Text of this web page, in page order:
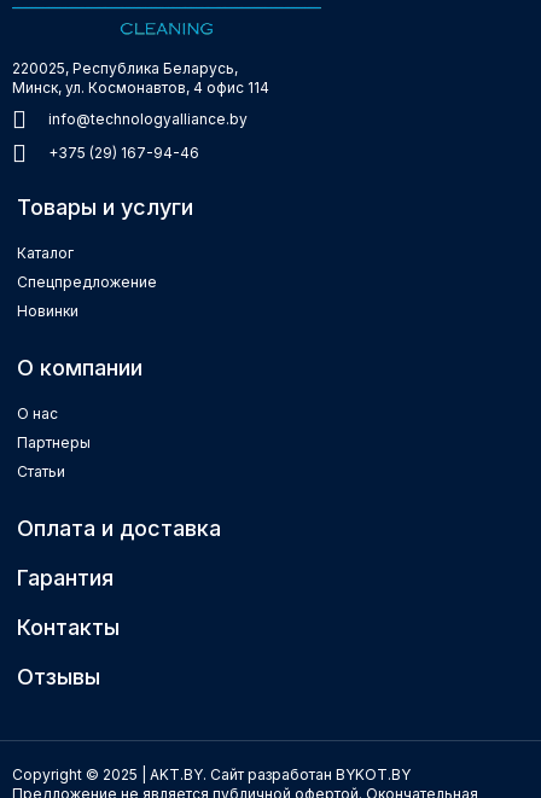
220025, Республика Беларусь,
Минск, ул. Космонавтов, 4 офис 114
info@technologyalliance.by
+375 (29) 167-94-46
Товары и услуги
Каталог
Спецпредложение
Новинки
О компании
О нас
Партнеры
Статьи
Оплата и доставка
Гарантия
Контакты
Отзывы
Copyright © 2025 | AKT.BY. Сайт разработан BYKOT.BY
Предложение не является публичной офертой. Окончательная